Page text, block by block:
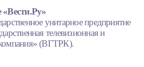
«Вести.Ру»
унитарное предприятие
телевизионная и
(ВГТРК).